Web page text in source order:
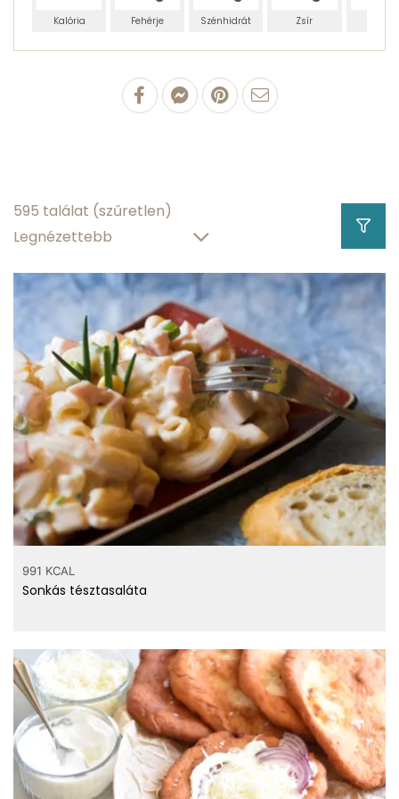
Kalória Fehérje Szénhidrát Zsír
100 g Kefir
szénhidráttartalom
víztartalom 87.9 g
Hány kalória
gramm
kefir?
Top ásványi anyagok
Kalcium 121 mg
595 találat (szűretlen)
991 KCAL
Sonkás tésztasaláta